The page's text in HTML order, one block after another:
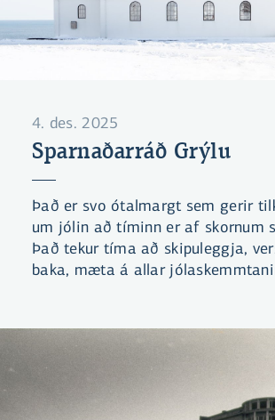
4. des. 2025
Sparnaðarráð Grýlu
Það er svo ótalmargt sem gerir
um jólin að tíminn er af skornum
Það tekur tíma að skipuleggja,
baka, mæta á allar
saumaklúbbnum ... Hvernig
tíma fyrir þetta allt? Við hringdum